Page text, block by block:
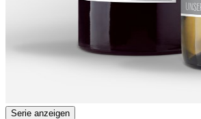
Serie anzeigen